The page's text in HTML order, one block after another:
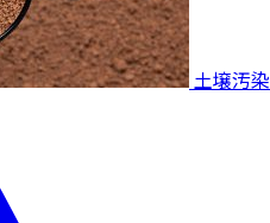
土壌汚染